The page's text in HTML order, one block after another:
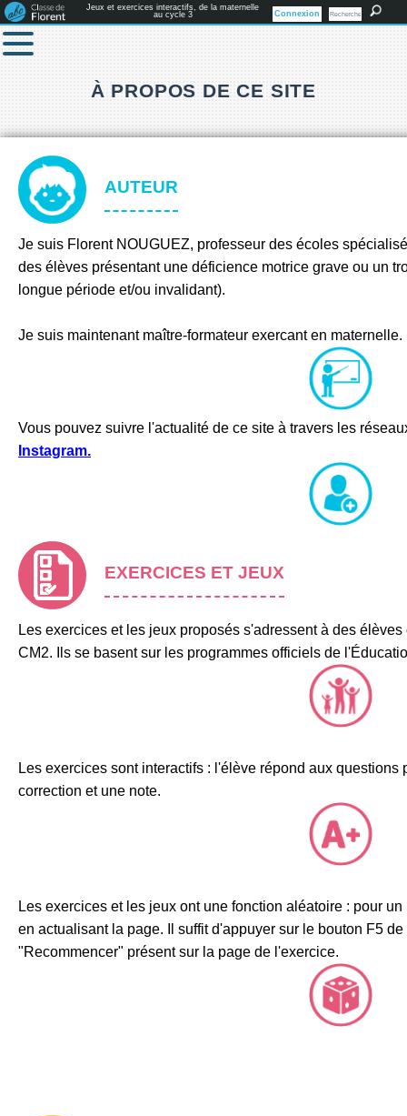
Jeux et exercices interactifs, de la maternelle
au cycle 3
Connexion
À PROPOS DE CE SITE
AUTEUR
Je suis Florent NOUGUEZ, professeur des écoles
des élèves présentant une déficience motrice grave ou un
longue période et/ou invalidant).
Je suis maintenant maître-formateur exercant en maternelle.
Vous pouvez suivre l'actualité de ce site à travers les
Instagram.
EXERCICES ET JEUX
Les exercices et les jeux proposés s'adressent à des
CM2. Ils se basent sur les programmes officiels de
Les exercices sont interactifs : l'élève répond aux questions
correction et une note.
Les exercices et les jeux ont une fonction aléatoire : pour
en actualisant la page. Il suffit d'appuyer sur le bouton F5
"Recommencer" présent sur la page de l'exercice.